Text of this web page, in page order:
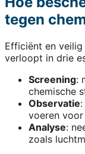
tegen
Efficiënt en
verloopt in drie
Screening:
chemische
Observatie
voeren
Analyse:
zoals